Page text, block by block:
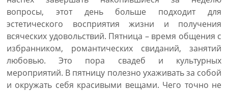
вопросы, этот день больше подходит для
эстетического восприятия жизни и получения
всяческих удовольствий. Пятница – время общения с
избранником, романтических свиданий, занятий
любовью. Это пора свадеб и культурных
мероприятий. В пятницу полезно ухаживать за собой
и окружать себя красивыми вещами. Чего точно не